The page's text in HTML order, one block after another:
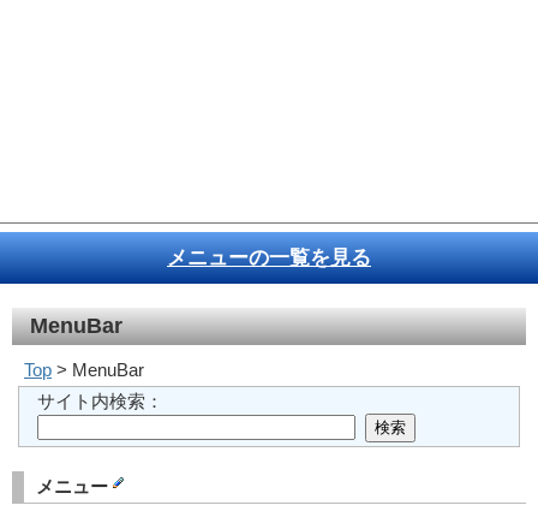
メニューの一覧を見る
MenuBar
Top > MenuBar
サイト内検索：
メニュー